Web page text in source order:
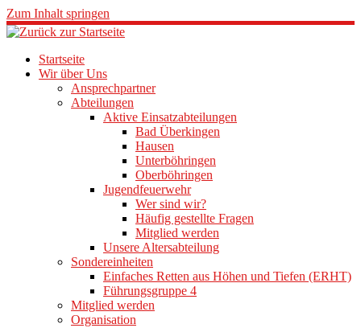
Zum Inhalt springen
Startseite
Wir über Uns
Ansprechpartner
Abteilungen
Aktive Einsatzabteilungen
Bad Überkingen
Hausen
Unterböhringen
Oberböhringen
Jugendfeuerwehr
Wer sind wir?
Häufig gestellte Fragen
Mitglied werden
Unsere Altersabteilung
Sondereinheiten
Einfaches Retten aus Höhen und Tiefen (ERHT)
Führungsgruppe 4
Mitglied werden
Organisation